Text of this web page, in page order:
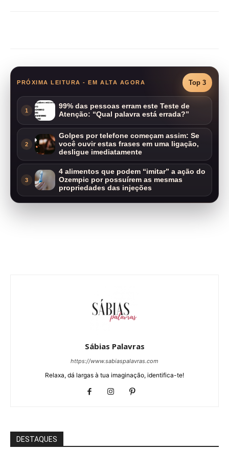
PRÓXIMA LEITURA - EM ALTA AGORA Top 3
1
99% das pessoas erram este Teste de
Atenção: “Qual palavra está errada?”
2
Golpes por telefone começam assim: Se
você ouvir estas frases em uma ligação,
desligue imediatamente
3
4 alimentos que podem “imitar” a ação do
Ozempic por possuírem as mesmas
propriedades das injeções
Sábias Palavras
https://www.sabiaspalavras.com
Relaxa, dá largas à tua imaginação, identifica-te!
DESTAQUES